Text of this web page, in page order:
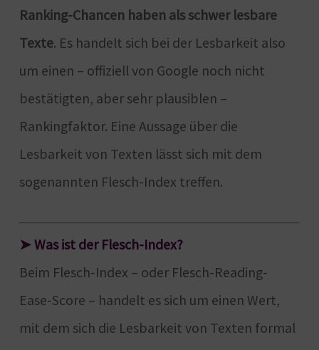
Ranking-Chancen haben als schwer lesbare
Texte. Es handelt sich bei der Lesbarkeit also
um einen – offiziell von Google noch nicht
bestätigten, aber sehr plausiblen –
Rankingfaktor. Eine Aussage über die
Lesbarkeit von Texten lässt sich mit dem
sogenannten Flesch-Index treffen.
➤ Was ist der Flesch-Index?
Beim Flesch-Index – oder Flesch-Reading-
Ease-Score – handelt es sich um einen Wert,
mit dem sich die Lesbarkeit von Texten formal